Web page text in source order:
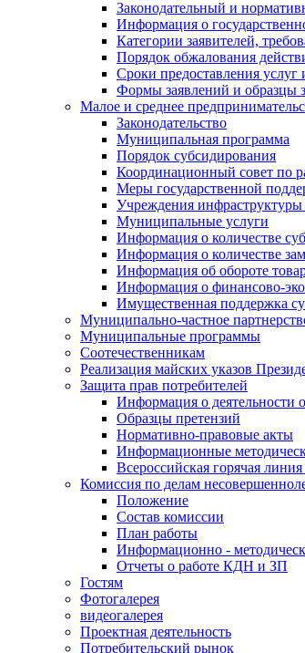
Законодательный и
Информация о
Категории заявителей,
Порядок обжалования
Сроки предоставления
Формы заявлений и образцы
Малое и среднее
Законодательство
Муниципальная программа
Порядок субсидирования
Координационный совет по
Меры государственной
Учреждения инфраструктуры
Муниципальные услуги
Информация о количестве
Информация о количестве
Информация об обороте
Информация о финансово-
Имущественная поддержка
Муниципально-частное
Муниципальные программы
Соотечественникам
Реализация майских указов
Защита прав потребителей
Информация о деятельности
Образцы претензий
Нормативно-правовые акты
Информационные
Всероссийская горячая
Комиссия по делам
Положение
Состав комиссии
План работы
Информационно -
Отчеты о работе КДН и ЗП
Гостям
Фотогалерея
видеогалерея
Проектная деятельность
Потребительский рынок